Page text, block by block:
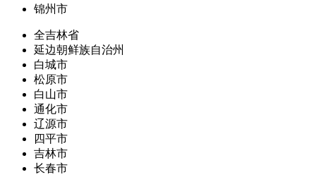
锦州市
全吉林省
延边朝鲜族自治州
白城市
松原市
白山市
通化市
辽源市
四平市
吉林市
长春市